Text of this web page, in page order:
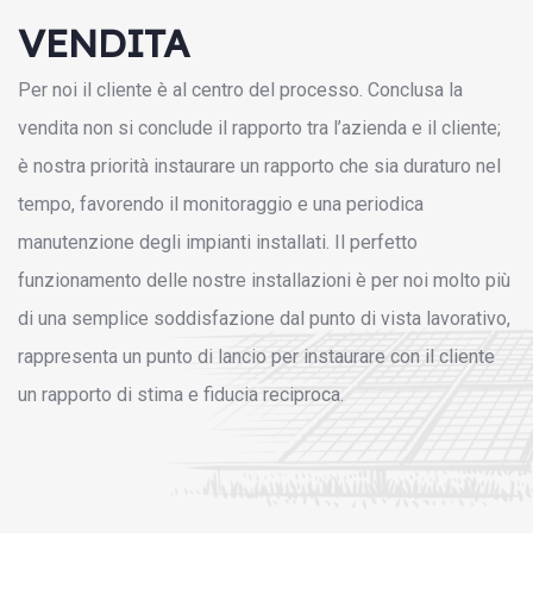
VENDITA
Per noi il cliente è al centro del processo. Conclusa la
vendita non si conclude il rapporto tra l’azienda e il cliente;
è nostra priorità instaurare un rapporto che sia duraturo nel
tempo, favorendo il monitoraggio e una periodica
manutenzione degli impianti installati. Il perfetto
funzionamento delle nostre installazioni è per noi molto più
di una semplice soddisfazione dal punto di vista lavorativo,
rappresenta un punto di lancio per instaurare con il cliente
un rapporto di stima e fiducia reciproca.